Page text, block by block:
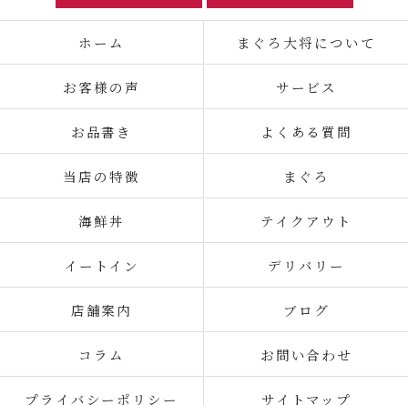
ホーム まぐろ大将について
お客様の声 サービス
お品書き よくある質問
当店の特徴 まぐろ
海鮮丼 テイクアウト
イートイン デリバリー
店舗案内 ブログ
コラム お問い合わせ
プライバシーポリシー サイトマップ